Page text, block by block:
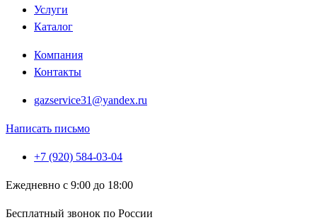
Услуги
Каталог
Компания
Контакты
gazservice31@yandex.ru
Написать письмо
+7 (920) 584-03-04
Ежедневно с 9:00 до 18:00
Бесплатный звонок по России